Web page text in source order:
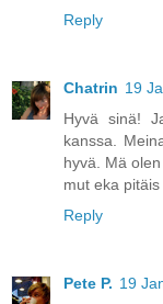
Reply
Chatrin 19
Hyvä sinä!
kanssa.
hyvä. Mä
mut eka
Reply
Pete P. 19